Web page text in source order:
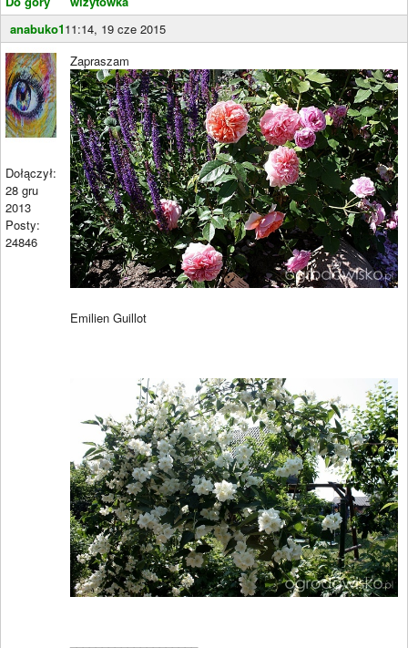
anabuko111:14, 19 cze 2015
Dołączył:
28 gru
2013
Posty:
24846
Zapraszam
Emilien Guillot